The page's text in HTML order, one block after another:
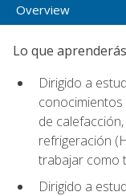
Overview
Lo que aprenderás
Dirigido a
conocimientos
de
refrigeración
trabajar como
Dirigido a